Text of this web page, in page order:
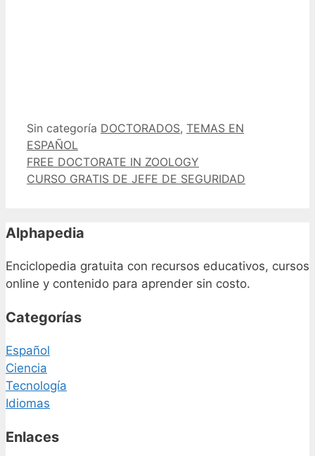
Categorías
Sin categoría Etiquetas
DOCTORADOS, TEMAS EN
ESPAÑOL
FREE DOCTORATE IN ZOOLOGY
CURSO GRATIS DE JEFE DE SEGURIDAD
Alphapedia
Enciclopedia gratuita con recursos educativos, cursos
online y contenido para aprender sin costo.
Categorías
Español
Ciencia
Tecnología
Idiomas
Enlaces